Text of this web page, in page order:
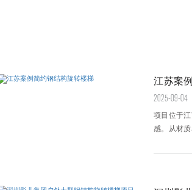
江苏案
2025-09-04
项目位于
感。从材